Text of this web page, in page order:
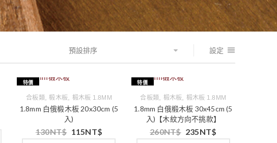
設定
預設排序
特價
合板類,椴木板 椴木板 1.8MM
1.8mm 白俄椴木板 20x30cm (5
入)
130NT$ 115NT$
特價
合板類 椴木板 椴木板 1.8MM
1.8mm 白俄椴木板 30x45cm (5
入)【木紋方向不挑款】
260NT$ 235NT$